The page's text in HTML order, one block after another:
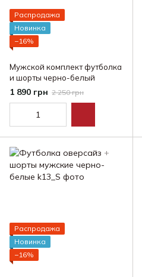
Распродажа
Новинка
−16%
Мужской комплект футболка
и шорты черно-белый
1 890 грн 2 250 грн
Распродажа
Новинка
−16%